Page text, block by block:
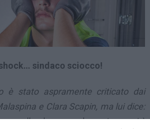
sindaco sciocco!
è stato aspramente criticato dai
e Clara Scapin, ma lui dice:
quello che pensa la gente »e si è